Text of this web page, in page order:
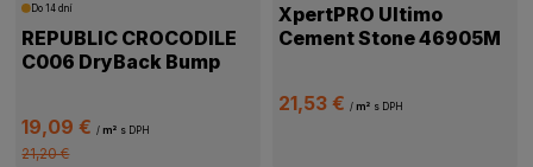
Do 14 dní
REPUBLIC CROCODILE
C006 DryBack Bump
19,09 €/ m² s DPH
21,20 €
XpertPRO Ultimo
Cement Stone 46905M
21,53 € / m² s DPH